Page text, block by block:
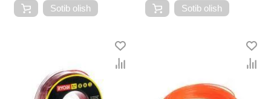
Sotib olish Sotib olish